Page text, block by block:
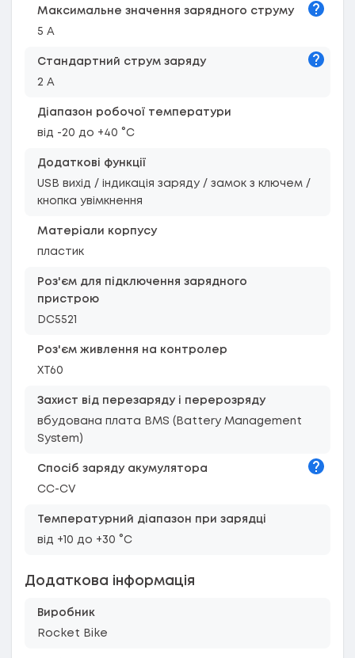
Максимальне значення зарядного струму
5 A
Стандартний струм заряду
2 A
Діапазон робочої температури
від -20 до +40 °C
Додаткові функції
USB вихід / індикація заряду / замок з ключем /
кнопка увімкнення
Матеріали корпусу
пластик
Роз'єм для підключення зарядного
пристрою
DC5521
Роз'єм живлення на контролер
XT60
Захист від перезаряду і перерозряду
вбудована плата BMS (Battery Management
System)
Спосіб заряду акумулятора
CC-CV
Температурний діапазон при зарядці
від +10 до +30 °C
Додаткова інформація
Виробник
Rocket Bike